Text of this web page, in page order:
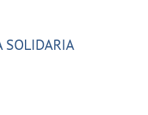
SOLIDARIA